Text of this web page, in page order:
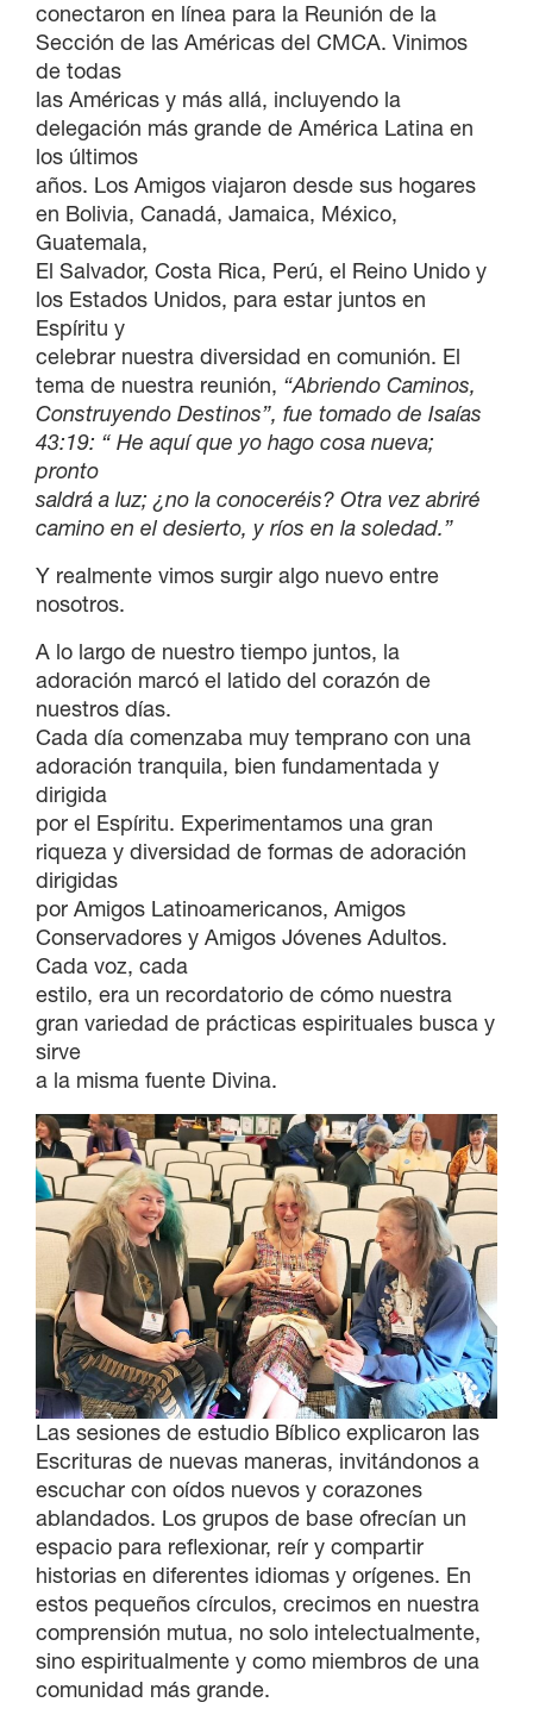
conectaron en línea para la Reunión de la
Sección de las Américas del CMCA. Vinimos
de todas
las Américas y más allá, incluyendo la
delegación más grande de América Latina en
los últimos
años. Los Amigos viajaron desde sus hogares
en Bolivia, Canadá, Jamaica, México,
Guatemala,
El Salvador, Costa Rica, Perú, el Reino Unido y
los Estados Unidos, para estar juntos en
Espíritu y
celebrar nuestra diversidad en comunión. El
tema de nuestra reunión, “Abriendo Caminos,
Construyendo Destinos”, fue tomado de Isaías
43:19: “ He aquí que yo hago cosa nueva;
pronto
saldrá a luz; ¿no la conoceréis? Otra vez abriré
camino en el desierto, y ríos en la soledad.”
Y realmente vimos surgir algo nuevo entre
nosotros.
A lo largo de nuestro tiempo juntos, la
adoración marcó el latido del corazón de
nuestros días.
Cada día comenzaba muy temprano con una
adoración tranquila, bien fundamentada y
dirigida
por el Espíritu. Experimentamos una gran
riqueza y diversidad de formas de adoración
dirigidas
por Amigos Latinoamericanos, Amigos
Conservadores y Amigos Jóvenes Adultos.
Cada voz, cada
estilo, era un recordatorio de cómo nuestra
gran variedad de prácticas espirituales busca y
sirve
a la misma fuente Divina.
Las sesiones de estudio Bíblico explicaron las
Escrituras de nuevas maneras, invitándonos a
escuchar con oídos nuevos y corazones
ablandados. Los grupos de base ofrecían un
espacio para reflexionar, reír y compartir
historias en diferentes idiomas y orígenes. En
estos pequeños círculos, crecimos en nuestra
comprensión mutua, no solo intelectualmente,
sino espiritualmente y como miembros de una
comunidad más grande.